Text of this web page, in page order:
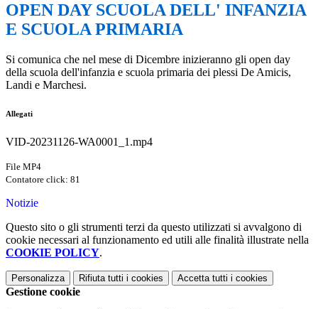
OPEN DAY SCUOLA DELL' INFANZIA
E SCUOLA PRIMARIA
Si comunica che nel mese di Dicembre inizieranno gli open day
della scuola dell'infanzia e scuola primaria dei plessi De Amicis,
Landi e Marchesi.
Allegati
VID-20231126-WA0001_1.mp4
File MP4
Contatore click: 81
Notizie
Questo sito o gli strumenti terzi da questo utilizzati si avvalgono di
cookie necessari al funzionamento ed utili alle finalità illustrate nella
COOKIE POLICY.
Personalizza Rifiuta tutti i cookies Accetta tutti i cookies
Gestione cookie